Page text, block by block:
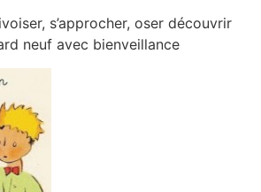
s’approcher, oser découvrir
neuf avec bienveillance